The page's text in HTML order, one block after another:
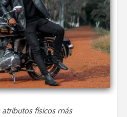
físicos más